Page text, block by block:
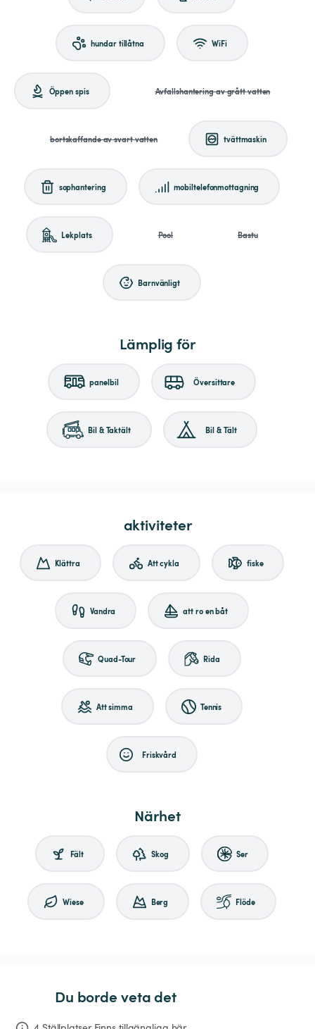
hundar tillåtna WiFi
Öppen spis Avfallshantering av grått vatten
bortskaffande av svart vatten tvättmaskin
sophantering mobiltelefonmottagning
Lekplats Pool Bastu
Barnvänligt
Lämplig för
panelbil Översittare
Bil & Taktält Bil & Tält
aktiviteter
Klättra Att cykla fiske
Vandra att ro en båt
Quad-Tour Rida
Att simma Tennis
Friskvård
Närhet
Fält Skog Ser
Wiese Berg Flöde
Du borde veta det